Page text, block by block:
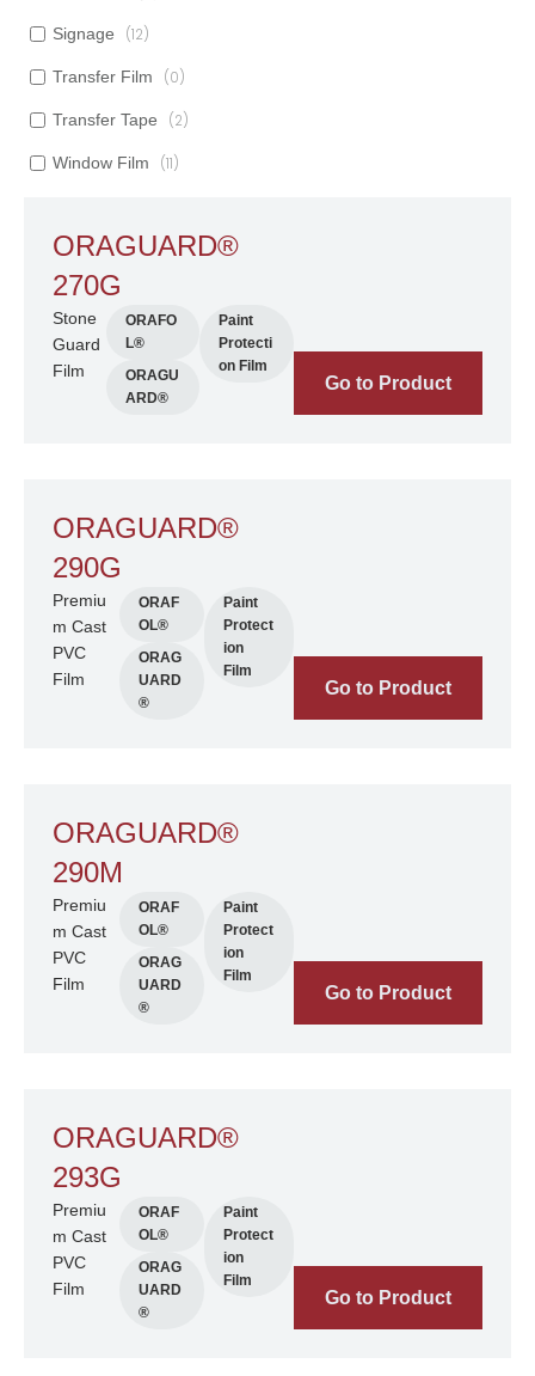
Signage (12)
Transfer Film (0)
Transfer Tape (2)
Window Film (11)
ORAGUARD®
270G
Stone
Guard
Film
ORAFO
L®
ORAGU
ARD®
Paint
Protecti
on Film
Go to Product
ORAGUARD®
290G
Premiu
m Cast
PVC
Film
ORAF
OL®
ORAG
UARD
®
Paint
Protect
ion
Film
Go to Product
ORAGUARD®
290M
Premiu
m Cast
PVC
Film
ORAF
OL®
ORAG
UARD
®
Paint
Protect
ion
Film
Go to Product
ORAGUARD®
293G
Premiu
m Cast
PVC
Film
ORAF
OL®
ORAG
UARD
®
Paint
Protect
ion
Film
Go to Product